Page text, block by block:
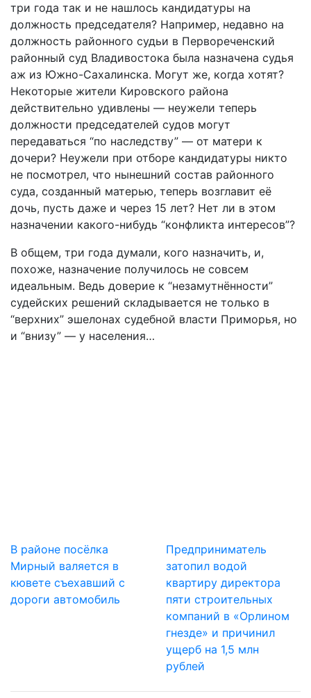
три года так и не нашлось кандидатуры на
должность председателя? Например, недавно на
должность районного судьи в Первореченский
районный суд Владивостока была назначена судья
аж из Южно-Сахалинска. Могут же, когда хотят?
Некоторые жители Кировского района
действительно удивлены — неужели теперь
должности председателей судов могут
передаваться “по наследству” — от матери к
дочери? Неужели при отборе кандидатуры никто
не посмотрел, что нынешний состав районного
суда, созданный матерью, теперь возглавит её
дочь, пусть даже и через 15 лет? Нет ли в этом
назначении какого-нибудь “конфликта интересов”?
В общем, три года думали, кого назначить, и,
похоже, назначение получилось не совсем
идеальным. Ведь доверие к “незамутнённости”
судейских решений складывается не только в
“верхних” эшелонах судебной власти Приморья, но
и “внизу” — у населения…
В районе посёлка
Мирный валяется в
кювете съехавший с
дороги автомобиль
Предприниматель
затопил водой
квартиру директора
пяти строительных
компаний в «Орлином
гнезде» и причинил
ущерб на 1,5 млн
рублей